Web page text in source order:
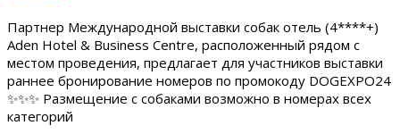
Партнер Международной выставки собак отель (4****+)
Aden Hotel & Business Centre, расположенный рядом с
местом проведения, предлагает для участников выставки
раннее бронирование номеров по промокоду DOGEXPO24
✨✨✨ Размещение с собаками возможно в номерах всех
категорий